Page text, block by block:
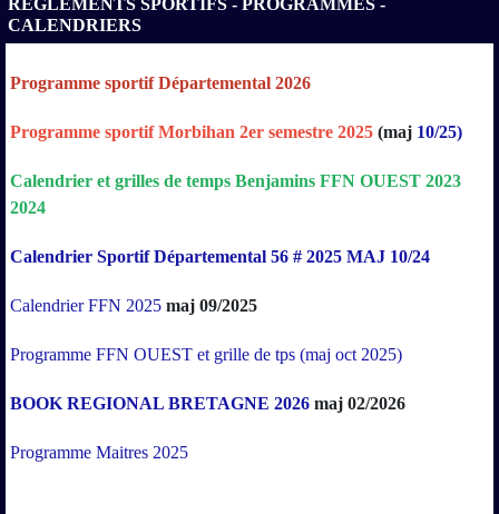
RÈGLEMENTS SPORTIFS - PROGRAMMES -
CALENDRIERS
Programme sportif Départemental 2026
Programme sportif Morbihan 2er semestre 2025 (maj 10/25)
Calendrier et grilles de temps Benjamins FFN OUEST 2023
2024
Calendrier Sportif Départemental 56 # 2025 MAJ 10/24
Calendrier FFN 2025 maj 09/2025
Programme FFN OUEST et grille de tps (maj oct 2025)
BOOK REGIONAL BRETAGNE 2026 maj 02/2026
Programme Maitres 2025